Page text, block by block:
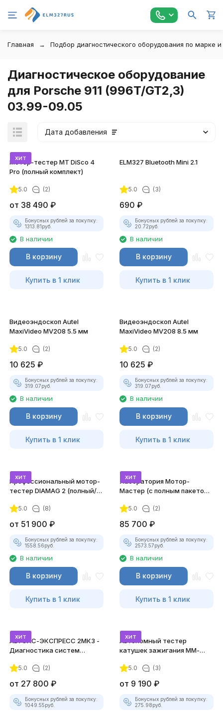
Главная Подбор диагностического оборудования по марке
Диагностическое оборудование
для Porsche 911 (996T/GT2,3)
03.99-09.05
Дата добавления
хит
Мотор-тестер MT DiSco 4
Pro (полный комплект)
5.0 (2)
от 38 490 ₽
Бонусных рублей за покупку:
1313.81руб.
В наличии
В корзину
Купить в 1 клик
ELM327 Bluetooth Mini 2.1
5.0 (3)
690 ₽
Бонусных рублей за покупку:
20.72руб.
В наличии
В корзину
Купить в 1 клик
Видеоэндоскоп Autel
MaxiVideo MV208 5.5 мм
5.0 (2)
10 625 ₽
Бонусных рублей за покупку:
319.07руб.
В наличии
В корзину
Купить в 1 клик
Видеоэндоскоп Autel
MaxiVideo MV208 8.5 мм
5.0 (2)
10 625 ₽
Бонусных рублей за покупку:
319.07руб.
В наличии
В корзину
Купить в 1 клик
хит
Профессиональный мотор-
тестер DIAMAG 2 (полный/
5.0 (8)
от 51 900 ₽
Бонусных рублей за покупку:
1558.56руб.
В наличии
В корзину
Купить в 1 клик
хит
Лаборатория Мотор-
Мастер (с полным пакетом
5.0 (2)
85 700 ₽
Бонусных рублей за покупку:
2573.57руб.
В наличии
В корзину
Купить в 1 клик
хит
АВТОАС-ЭКСПРЕСС 2МК3 -
Диагностика систем
5.0 (2)
от 27 800 ₽
Бонусных рублей за покупку:
1049.55руб.
хит
Автономный тестер
катушек зажигания ММ-
комплект)
5.0 (3)
от 9 190 ₽
Бонусных рублей за покупку:
275.98руб.